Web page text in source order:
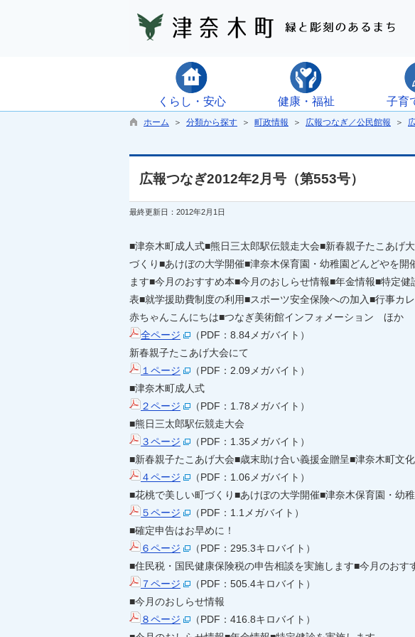
くらし・安心 健康・福祉 子育
ホーム ＞ 分類から探す ＞ 町政情報 ＞ 広報つなぎ／公民館報 ＞
広報つなぎ2012年2月号（第553号）
最終更新日：2012年2月1日
■津奈木町成人式■熊日三太郎駅伝競走大会■新春親子たこあげ
づくり■あけぼの大学開催■津奈木保育園・幼稚園どんどやを
ます■今月のおすすめ本■今月のおしらせ情報■年金情報■特定
表■就学援助費制度の利用■スポーツ安全保険への加入■行事カ
赤ちゃんこんにちは■つなぎ美術館インフォメーション ほか
全ページ
（PDF：8.84メガバイト）
新春親子たこあげ大会にて
１ページ
（PDF：2.09メガバイト）
■津奈木町成人式
２ページ
（PDF：1.78メガバイト）
■熊日三太郎駅伝競走大会
３ページ
（PDF：1.35メガバイト）
■新春親子たこあげ大会■歳末助け合い義援金贈呈■津奈木町文
４ページ
（PDF：1.06メガバイト）
■花桃で美しい町づくり■あけぼの大学開催■津奈木保育園・幼
５ページ
（PDF：1.1メガバイト）
■確定申告はお早めに！
６ページ
（PDF：295.3キロバイト）
■住民税・国民健康保険税の申告相談を実施します■今月のおす
７ページ
（PDF：505.4キロバイト）
■今月のおしらせ情報
８ページ
（PDF：416.8キロバイト）